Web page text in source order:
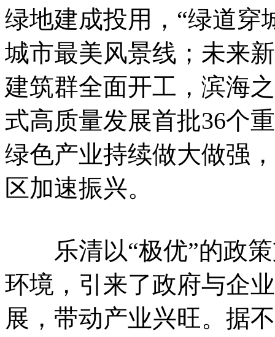
绿地建成投用，“绿道穿
城市最美风景线；未来
建筑群全面开工，滨海
式高质量发展首批36个
绿色产业持续做大做强
区加速振兴。
乐清以“极优”的政策
环境，引来了政府与企
展，带动产业兴旺。据